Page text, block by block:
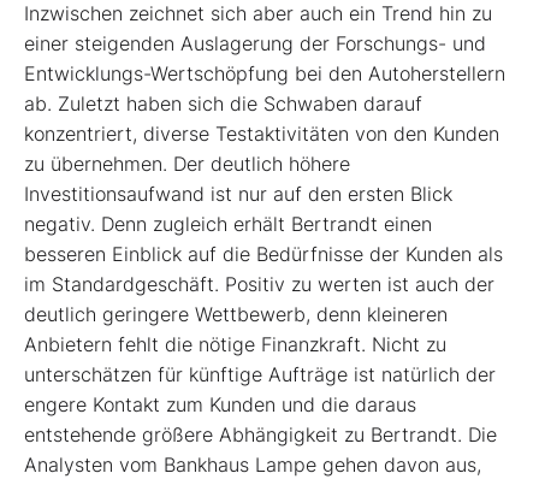
Inzwischen zeichnet sich aber auch ein Trend hin zu
einer steigenden Auslagerung der Forschungs- und
Entwicklungs-Wertschöpfung bei den Autoherstellern
ab. Zuletzt haben sich die Schwaben darauf
konzentriert, diverse Testaktivitäten von den Kunden
zu übernehmen. Der deutlich höhere
Investitionsaufwand ist nur auf den ersten Blick
negativ. Denn zugleich erhält Bertrandt einen
besseren Einblick auf die Bedürfnisse der Kunden als
im Standardgeschäft. Positiv zu werten ist auch der
deutlich geringere Wettbewerb, denn kleineren
Anbietern fehlt die nötige Finanzkraft. Nicht zu
unterschätzen für künftige Aufträge ist natürlich der
engere Kontakt zum Kunden und die daraus
entstehende größere Abhängigkeit zu Bertrandt. Die
Analysten vom Bankhaus Lampe gehen davon aus,